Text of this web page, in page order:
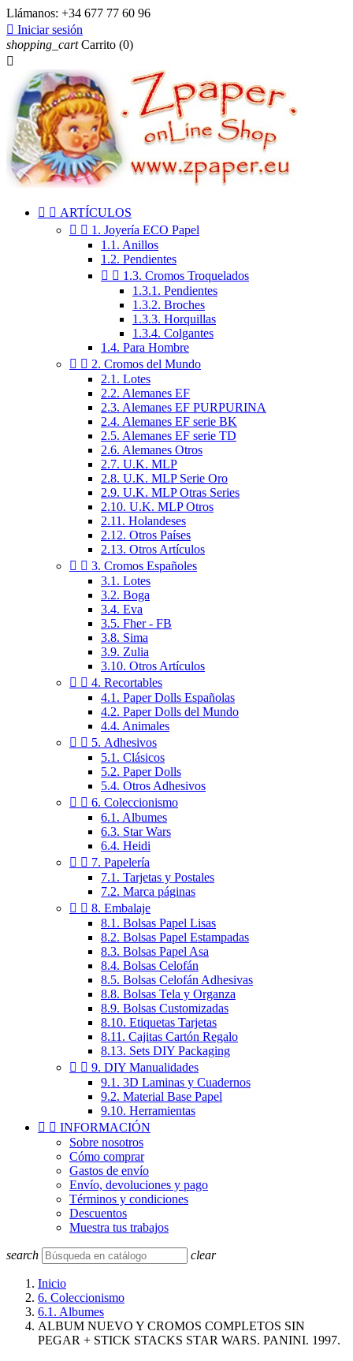
Llámanos: +34 677 77 60 96
 Iniciar sesión
shopping_cart Carrito (0)

  ARTÍCULOS
  1. Joyería ECO Papel
1.1. Anillos
1.2. Pendientes
  1.3. Cromos Troquelados
1.3.1. Pendientes
1.3.2. Broches
1.3.3. Horquillas
1.3.4. Colgantes
1.4. Para Hombre
  2. Cromos del Mundo
2.1. Lotes
2.2. Alemanes EF
2.3. Alemanes EF PURPURINA
2.4. Alemanes EF serie BK
2.5. Alemanes EF serie TD
2.6. Alemanes Otros
2.7. U.K. MLP
2.8. U.K. MLP Serie Oro
2.9. U.K. MLP Otras Series
2.10. U.K. MLP Otros
2.11. Holandeses
2.12. Otros Países
2.13. Otros Artículos
  3. Cromos Españoles
3.1. Lotes
3.2. Boga
3.4. Eva
3.5. Fher - FB
3.8. Sima
3.9. Zulia
3.10. Otros Artículos
  4. Recortables
4.1. Paper Dolls Españolas
4.2. Paper Dolls del Mundo
4.4. Animales
  5. Adhesivos
5.1. Clásicos
5.2. Paper Dolls
5.4. Otros Adhesivos
  6. Coleccionismo
6.1. Albumes
6.3. Star Wars
6.4. Heidi
  7. Papelería
7.1. Tarjetas y Postales
7.2. Marca páginas
  8. Embalaje
8.1. Bolsas Papel Lisas
8.2. Bolsas Papel Estampadas
8.3. Bolsas Papel Asa
8.4. Bolsas Celofán
8.5. Bolsas Celofán Adhesivas
8.8. Bolsas Tela y Organza
8.9. Bolsas Customizadas
8.10. Etiquetas Tarjetas
8.11. Cajitas Cartón Regalo
8.13. Sets DIY Packaging
  9. DIY Manualidades
9.1. 3D Laminas y Cuadernos
9.2. Material Base Papel
9.10. Herramientas
  INFORMACIÓN
Sobre nosotros
Cómo comprar
Gastos de envío
Envío, devoluciones y pago
Términos y condiciones
Descuentos
Muestra tus trabajos
search clear
Inicio
6. Coleccionismo
6.1. Albumes
ALBUM NUEVO Y CROMOS COMPLETOS SIN
PEGAR + STICK STACKS STAR WARS. PANINI. 1997.